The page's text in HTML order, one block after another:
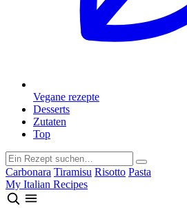
Vegane rezepte
Desserts
Zutaten
Top
Carbonara Tiramisu Risotto Pasta
My Italian Recipes